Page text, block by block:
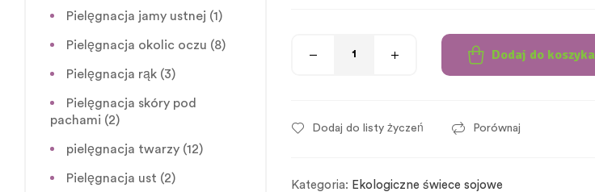
Dodaj do koszyka
Dodaj do listy życzeń Porównaj
Kategoria: Ekologiczne świece sojowe
Pielęgnacja jamy ustnej (1)
Pielęgnacja okolic oczu (8)
Pielęgnacja rąk (3)
Pielęgnacja skóry pod
pachami (2)
pielęgnacja twarzy (12)
Pielęgnacja ust (2)